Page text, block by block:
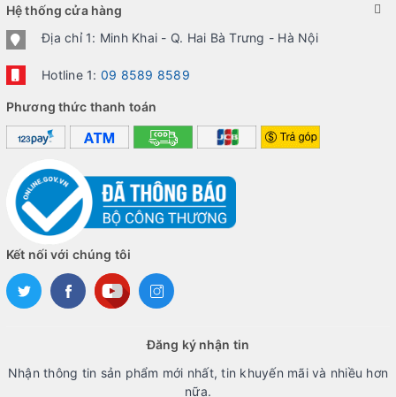
Hệ thống cửa hàng
Địa chỉ 1: Minh Khai - Q. Hai Bà Trưng - Hà Nội
Hotline 1: 09 8589 8589
Phương thức thanh toán
Kết nối với chúng tôi
Đăng ký nhận tin
Nhận thông tin sản phẩm mới nhất, tin khuyến mãi và nhiều hơn
nữa.